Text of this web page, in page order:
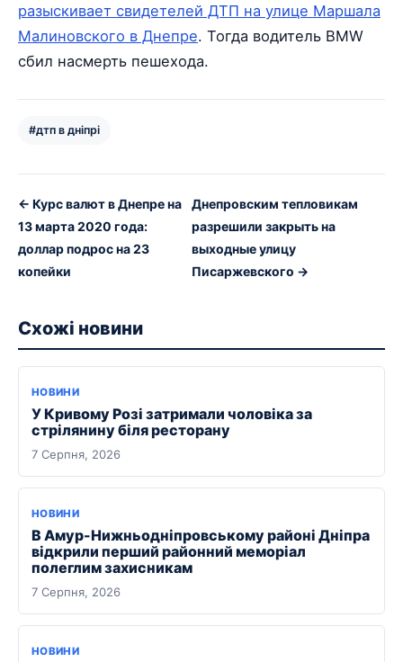
разыскивает свидетелей ДТП на улице Маршала
Малиновского в Днепре. Тогда водитель BMW
сбил насмерть пешехода.
#дтп в дніпрі
← Курс валют в Днепре на
13 марта 2020 года:
доллар подрос на 23
копейки
Днепровским тепловикам
разрешили закрыть на
выходные улицу
Писаржевского →
Схожі новини
НОВИНИ
У Кривому Розі затримали чоловіка за
стрілянину біля ресторану
7 Серпня, 2026
НОВИНИ
В Амур-Нижньодніпровському районі Дніпра
відкрили перший районний меморіал
полеглим захисникам
7 Серпня, 2026
НОВИНИ